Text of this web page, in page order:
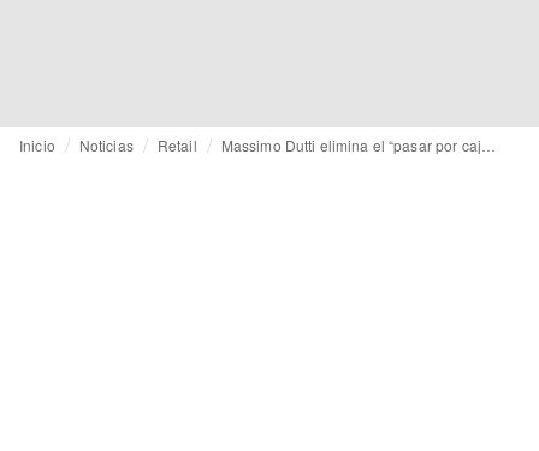
Inicio Noticias Retail